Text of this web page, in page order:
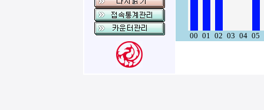
00 01 02 03 04 05